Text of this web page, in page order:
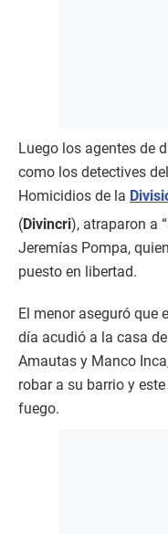
Luego los agentes de
como los detectives
Homicidios de la
(Divincri), atraparon a
Jeremías Pompa,
puesto en libertad.
El menor aseguró que
día acudió a la casa
Amautas y Manco
robar a su barrio y
fuego.